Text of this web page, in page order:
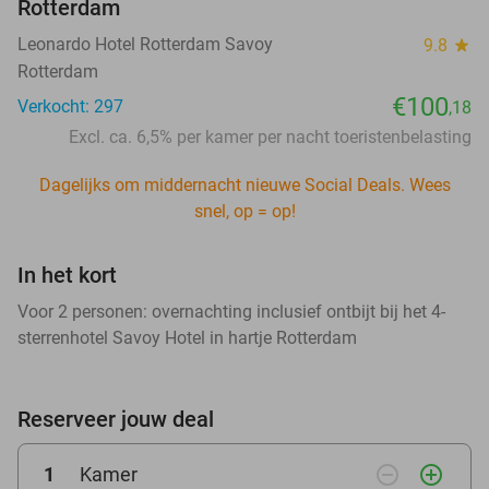
Rotterdam
Leonardo Hotel Rotterdam Savoy 9.8 star
Rotterdam
Verkocht: 297
€100,18
Excl. ca. 6,5% per kamer per nacht toeristenbelasting
Dagelijks om middernacht nieuwe Social Deals. Wees
snel, op = op!
In het kort
Voor 2 personen: overnachting inclusief ontbijt bij het 4-
sterrenhotel Savoy Hotel in hartje Rotterdam
Reserveer jouw deal
1 Kamer remove_circle_outline add_circle_outline